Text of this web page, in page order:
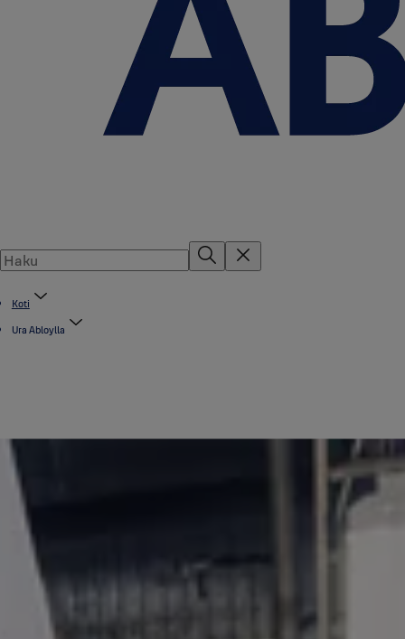
Koti
Ura Abloylla